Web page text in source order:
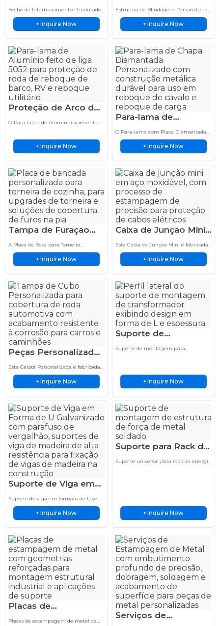
Estampagem de
Precisão de Fivela de
Intertravamento em
Fecho de Intertravamento Pendurado
em Aço Inoxidável apresenta
construção em aço inoxidável, longa
vida útil e fixação confiável para
+ Inquire Now
Blindagem
Personalizada em
Metal Estampado de
Snap EMI RF
Estrutura de Blindagem Personalizada
fabricada com estampagem de metal
de precisão para proteção EMI e RF.
Projetada com travas de encaixe para
+ Inquire Now
Proteção de Arco de
Roda para Reboque
Liga de Alumínio
5052
O Para-lama de Alumínio apresenta
automotivos, caminhões, motocicletas
e reboques.
+ Inquire Now
Para-lama de
Reboque de Cavalo
em Alumínio com
Placa Diamantada de
O Para-lama com Placa Diamantada
apresenta construção durável em
alumínio, resistência à corrosão e
proteção confiável das rodas para
+ Inquire Now
Tampa de Furação
para Torneira em Aço
Inoxidável
Estampado para
A Placa de Base para Torneira
apresenta construção em aço
inoxidável, resistência à corrosão, longa
vida útil e proteção durável para
+ Inquire Now
Caixa de Junção Mini
em Aço Inoxidável
com Estampagem
Profunda e Invólucro
Esta Caixa de Junção Mini é fabricada
sob medida com tecnologia de
estampagem profunda em aço
inoxidável para ambientes industriais.
+ Inquire Now
Peças Personalizadas
de Tampa de Roda
Automotiva
Estampadas por
Profundo
Este Calota Personalizada é fabricada
com tecnologia de estampagem
profunda de precisão e acabamento
superficial polido para carros e
+ Inquire Now
Suporte de
Montagem para
6 Verificações de
Qualidade de Solda
Suporte de montagem para
solda verificada 6 vezes antes…
+ Inquire Now
Suporte de Viga em
Forma de U Sem
Mínimo
Personalizado
Soldagem em 2
Turnos
Suporte de viga em formato de U sem
pedido mínimo—seja para 1 ou 1000
unidades. Capacidade de soldagem em
dois turnos mantém prazos curtos.
+ Inquire Now
Suporte para Rack de
Energia
Suporte universal para rack de energia
+ Inquire Now
Placas de
Estampagem de
Placas de estampagem de metal de
Serviços de